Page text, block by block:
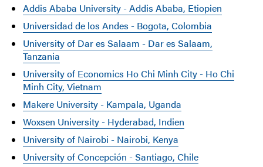
Addis Ababa University - Addis Ababa, Etiopien
Universidad de los Andes - Bogota, Colombia
University of Dar es Salaam - Dar es Salaam,
Tanzania
University of Economics Ho Chi Minh City - Ho Chi
Minh City, Vietnam
Makere University - Kampala, Uganda
Woxsen University - Hyderabad, Indien
University of Nairobi - Nairobi, Kenya
University of Concepción - Santiago, Chile